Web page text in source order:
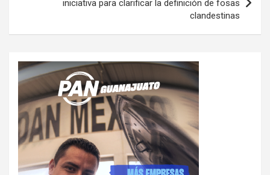
iniciativa para clarificar la definición de fosas
clandestinas